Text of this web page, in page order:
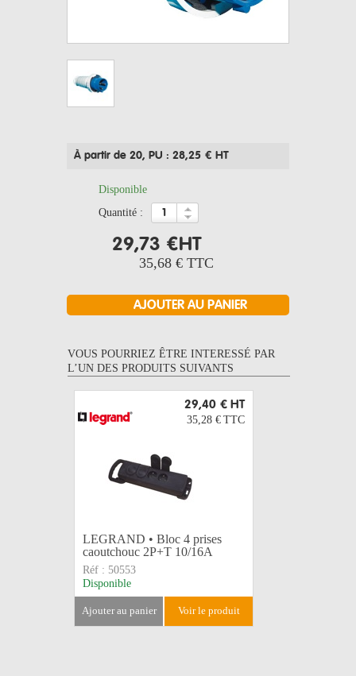
À partir de 20, PU : 28,25 € HT
Disponible
quantité :
29,73 €HT
35,68 € TTC
VOUS POURRIEZ ÊTRE INTERESSÉ PAR
L’UN DES PRODUITS SUIVANTS
29,40 € HT
35,28 € TTC
LEGRAND • Bloc 4 prises
caoutchouc 2P+T 10/16A
Réf : 50553
Disponible
ajouter au panier voir le produit